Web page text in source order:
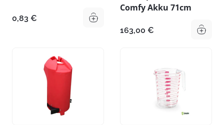
0,83 €
Comfy Akku 71cm
163,00 €